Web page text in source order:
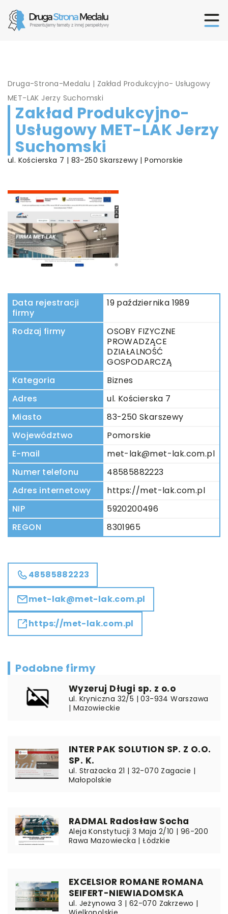
Druga-Strona-Medalu | Zakład Produkcyjno- Usługowy
MET-LAK Jerzy Suchomski
Zakład Produkcyjno-
Usługowy MET-LAK Jerzy
Suchomski
ul. Kościerska 7 | 83-250 Skarszewy | Pomorskie
Data rejestracji
firmy
19 października 1989
Rodzaj firmy
OSOBY FIZYCZNE
PROWADZĄCE
DZIAŁALNOŚĆ
GOSPODARCZĄ
Kategoria
Biznes
Adres
ul. Kościerska 7
Miasto
83-250 Skarszewy
Województwo
Pomorskie
E-mail
met-lak@met-lak.com.pl
Numer telefonu
48585882223
Adres internetowy
https://met-lak.com.pl
NIP
5920200496
REGON
8301965
48585882223
met-lak@met-lak.com.pl
https://met-lak.com.pl
Podobne firmy
Wyzeruj Długi sp. z o.o
ul. Kryniczna 32/5 | 03-934 Warszawa
| Mazowieckie
INTER PAK SOLUTION SP. Z O.O.
SP. K.
ul. Strażacka 21 | 32-070 Zagacie |
Małopolskie
RADMAL Radosław Socha
Aleja Konstytucji 3 Maja 2/10 | 96-200
Rawa Mazowiecka | Łódzkie
EXCELSIOR ROMANE ROMANA
SEIFERT-NIEWIADOMSKA
ul. Jeżynowa 3 | 62-070 Zakrzewo |